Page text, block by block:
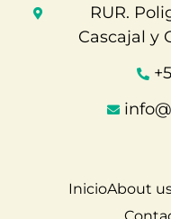
RUR.
Cascajal y
InicioAbout